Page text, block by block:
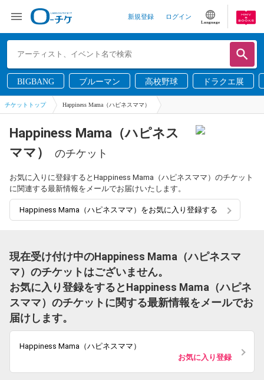
新規登録 ログイン
Language
BIGBANG ブルーマン 高校野球 ドラクエ展
チケットトップ Happiness Mama（ハピネスママ）
Happiness Mama（ハピネス
ママ）
のチケット
お気に入りに登録するとHappiness Mama（ハピネスママ）のチケット
に関連する最新情報をメールでお届けいたします。
Happiness Mama（ハピネスママ）をお気に入り登録する
現在受け付け中のHappiness Mama（ハピネスマ
マ）のチケットはございません。
お気に入り登録をするとHappiness Mama（ハピネ
スママ）のチケットに関する最新情報をメールでお
届けします。
Happiness Mama（ハピネスママ）
お気に入り登録